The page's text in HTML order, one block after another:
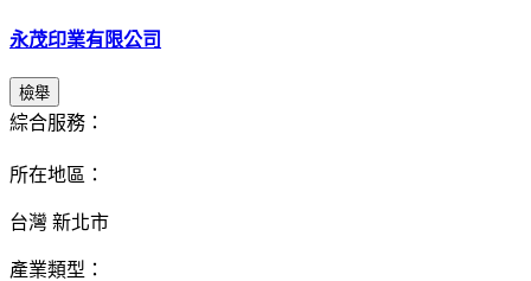
永茂印業有限公司
檢舉
綜合服務：
所在地區：
台灣 新北市
產業類型：